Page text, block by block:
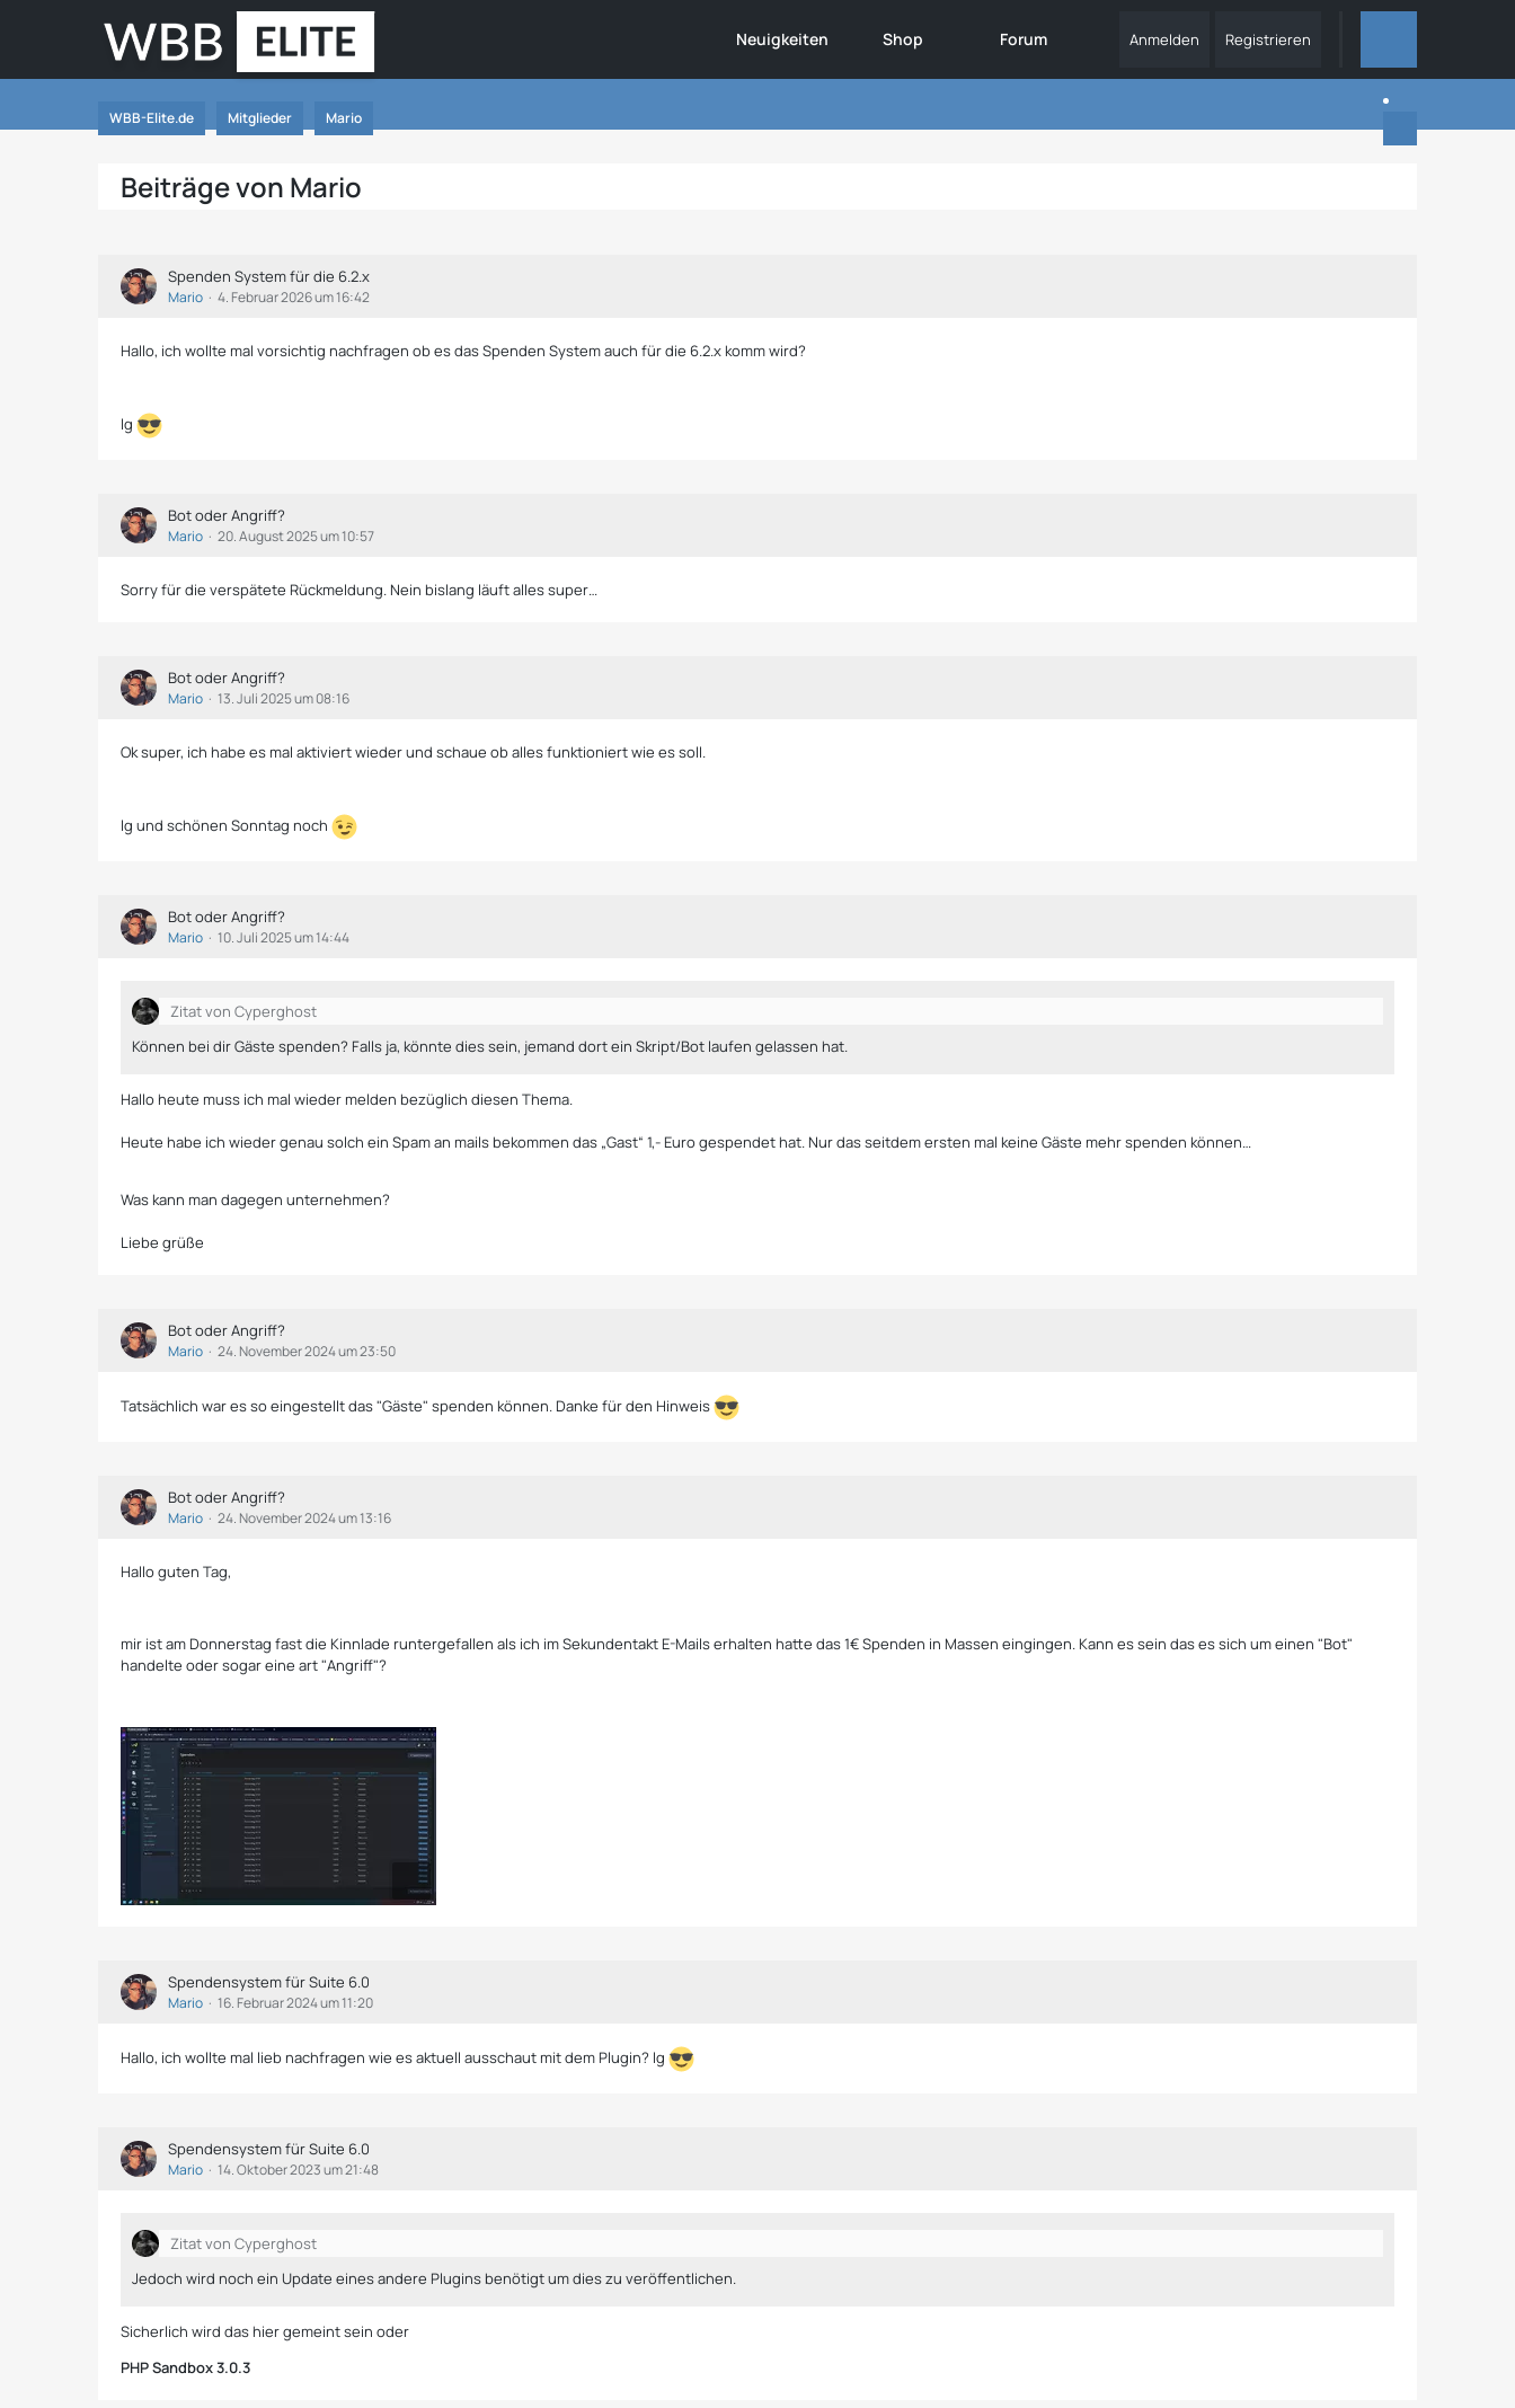
Neuigkeiten Shop Forum Anmelden Registrieren
WBB-Elite.de Mitglieder Mario
Beiträge von Mario
Spenden System für die 6.2.x
Mario 4. Februar 2026 um 16:42
Hallo, ich wollte mal vorsichtig nachfragen ob es das Spenden System auch für die 6.2.x komm wird?
lg
Bot oder Angriff?
Mario 20. August 2025 um 10:57
Sorry für die verspätete Rückmeldung. Nein bislang läuft alles super…
Bot oder Angriff?
Mario 13. Juli 2025 um 08:16
Ok super, ich habe es mal aktiviert wieder und schaue ob alles funktioniert wie es soll.
lg und schönen Sonntag noch
Bot oder Angriff?
Mario 10. Juli 2025 um 14:44
Zitat von Cyperghost
Können bei dir Gäste spenden? Falls ja, könnte dies sein, jemand dort ein Skript/Bot laufen gelassen hat.
Hallo heute muss ich mal wieder melden bezüglich diesen Thema.
Heute habe ich wieder genau solch ein Spam an mails bekommen das „Gast“ 1,- Euro gespendet hat. Nur das seitdem ersten mal keine Gäste mehr spenden können…
Was kann man dagegen unternehmen?
Liebe grüße
Bot oder Angriff?
Mario 24. November 2024 um 23:50
Tatsächlich war es so eingestellt das "Gäste" spenden können. Danke für den Hinweis
Bot oder Angriff?
Mario 24. November 2024 um 13:16
Hallo guten Tag,
mir ist am Donnerstag fast die Kinnlade runtergefallen als ich im Sekundentakt E-Mails erhalten hatte das 1€ Spenden in Massen eingingen. Kann es sein das es sich um einen "Bot"
handelte oder sogar eine art "Angriff"?
Spendensystem für Suite 6.0
Mario 16. Februar 2024 um 11:20
Hallo, ich wollte mal lieb nachfragen wie es aktuell ausschaut mit dem Plugin? lg
Spendensystem für Suite 6.0
Mario 14. Oktober 2023 um 21:48
Zitat von Cyperghost
Jedoch wird noch ein Update eines andere Plugins benötigt um dies zu veröffentlichen.
Sicherlich wird das hier gemeint sein oder
PHP Sandbox 3.0.3